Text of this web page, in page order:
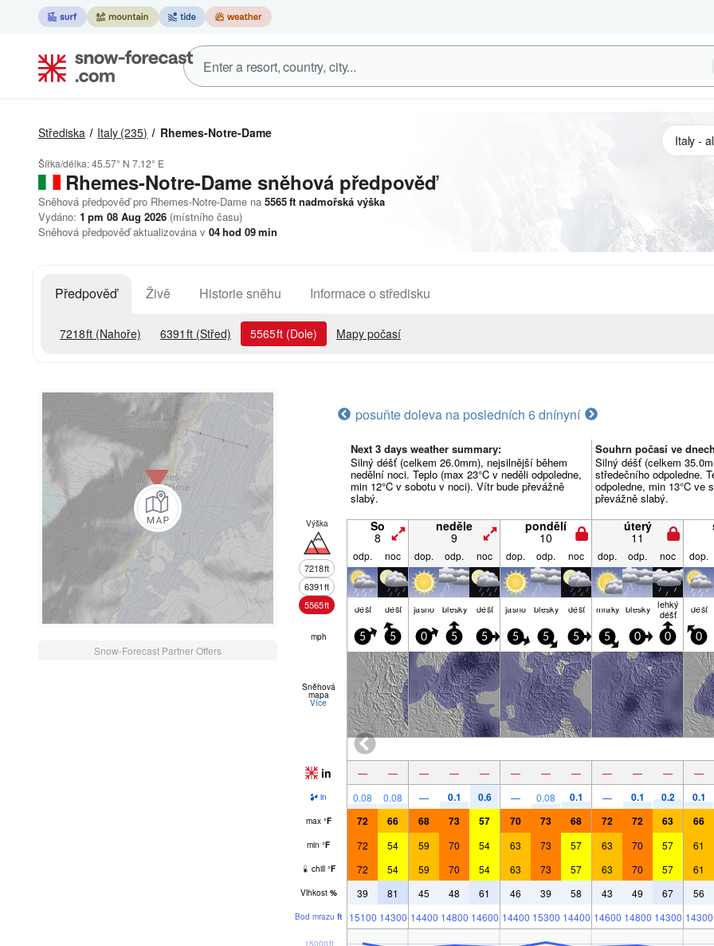
Střediska Italy (235) Rhemes-Notre-Dame
Šířka/délka:45.57° N 7.12° E
Rhemes-Notre-Dame sněhová předpověď
Sněhová předpověď pro Rhemes-Notre-Dame na 5565ft nadmořská výška
Vydáno: 1 pm 08 Aug 2026 (místního času)
Sněhová předpověď aktualizována v 04hod 09min
Předpověď Živě Historie sněhu Informace o středisku
7218ft (Nahoře) 6391 ft (Střed) 5565ft (Dole) Mapy počasí
Snow-Forecast Partner Offers
posuňte doleva na posledních 6 dnínyní
Next 3 days weather summary:
Silný déšť (celkem 26.0mm), nejsilnější během
nedělní noci. Teplo (max 23°C v neděli odpoledne,
min 12°C v sobotu v noci). Vítr bude převážně
slabý.
Souhrn počasí ve
Silný déšť (celkem
středečního odpoledne.
odpoledne, min 13°C ve
převážně slabý.
Výška
7218ft
6391ft
5565ft
So
8
neděle
9
pondělí
10
úterý
11
odp. noc dop. odp. noc dop. odp. noc dop. odp. noc dop.
déšť déšť jasno blesky déšť jasno blesky déšť mraky blesky lehký
déšť déšť
mph 5 5 0 5 5 5 5 5 5 0 0 0
Sněhová
mapa
Více
in — — — — — — — — — — — —
in 0.08 0.08 — 0.1 0.6 — 0.08 0.1 — 0.1 0.2 0.1
max °F 72 66 68 73 57 70 73 68 72 72 63 66
min °F 72 54 59 70 54 63 73 57 63 70 57 61
chill °F 72 54 59 70 54 63 73 57 63 70 57 61
Vlhkost % 39 81 45 48 61 46 39 58 43 49 67 56
Bod mrazu ft 15100 14300 14400 14800 14600 14400 15300 14400 14600 14800 14300 14300
15000ft